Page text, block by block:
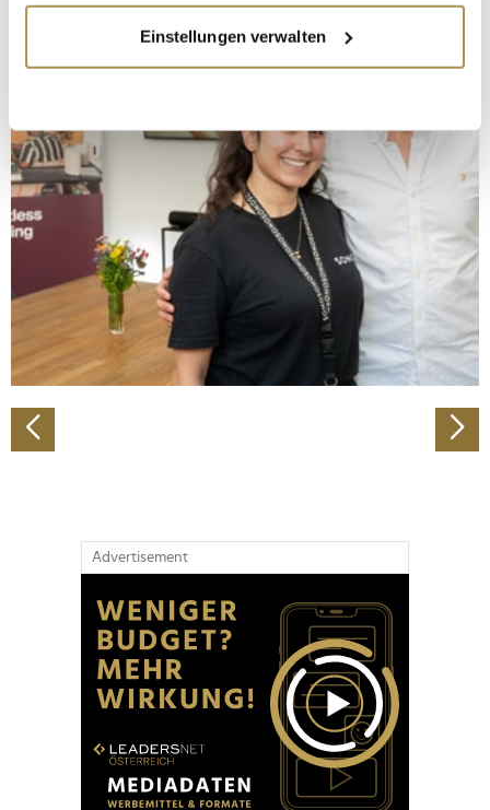
Informationen über Ihre geografische Lage
erfassen, welche bis auf einige Meter genau sein
bestimmten Merkmalen (Fingerprinting) identifizieren
Erfahren Sie mehr darüber, wie Ihre persönlichen Daten
verarbeitet werden, und legen Sie Ihre Präferenzen im
Abschnitt Einzelheiten
Wir verwenden Cookies, um Inhalte und Anzeigen zu
personalisieren, Funktionen für soziale Medien anbieten
zu können und die Zugriffe auf unsere Website zu
analysieren. Außerdem geben wir Informationen zu Ihrer
Verwendung unserer Website an unsere Partner für
soziale Medien, Werbung und Analysen weiter. Unsere
Partner führen diese Informationen möglicherweise mit
Einstellungen verwalten
Advertisement